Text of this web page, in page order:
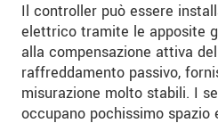
Il controller può essere
elettrico tramite le apposite
alla compensazione attiva
raffreddamento passivo,
misurazione molto stabili. I
occupano pochissimo spazio